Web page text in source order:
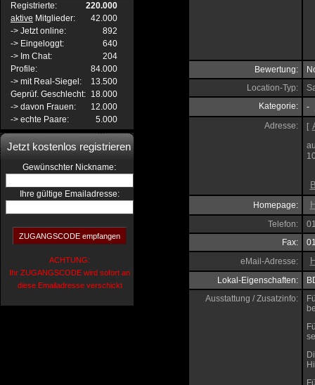
Registrierte:
220.000
aktive Mitglieder:
42.000
-> Jetzt online:
892
-> Eingeloggt:
640
-> Im Chat:
204
Profile:
84.000
-> mit Real-Siegel:
13.500
Geprüf. Geschlecht: 18.000
-> davon Frauen:
12.000
-> echte Paare:
5.000
Jetzt kostenlos registrieren
Gewünschter Nickname:
Ihre gültige Emailadresse:
ACHTUNG:
Ihr ZUGANGSCODE wird sofort an
diese Emailadresse verschickt
Bewertung:
Location-Typ:
Kategorie:
-
Adresse: [
Homepage:
Telefon:
Fax:
eMail-Adresse:
Lokal-Eigenschaften:
Ausstattung / Zusatzinfo: